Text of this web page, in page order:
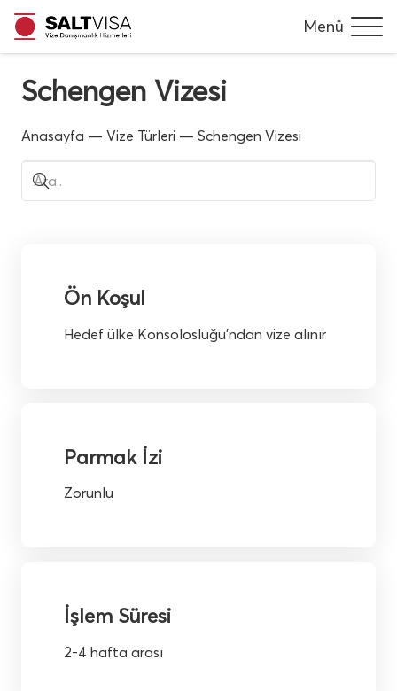
Menü
Schengen Vizesi
Anasayfa — Vize Türleri — Schengen Vizesi
Ön Koşul
Hedef ülke Konsolosluğu’ndan vize alınır
Parmak İzi
Zorunlu
İşlem Süresi
2-4 hafta arası